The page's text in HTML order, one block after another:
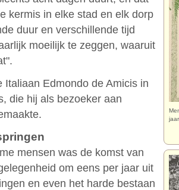
kermis in elke stad en elk dorp
duur en verschillende tijd
moeilijk te zeggen, waaruit
Italiaan Edmondo de Amicis in
die hij als bezoeker aan
mensen was de komst van
om eens per jaar uit
en even het harde bestaan